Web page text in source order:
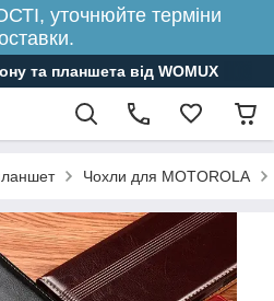
уточнюйте терміни
та планшета від WOMUX
Чохли для MOTOROLA